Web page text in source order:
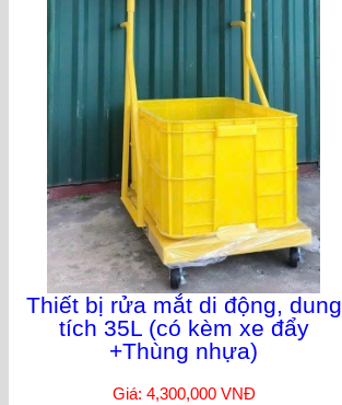
Thiết bị rửa mắt di động, dung
tích 35L (có kèm xe đẩy
+Thùng nhựa)
Giá: 4,300,000 VNĐ